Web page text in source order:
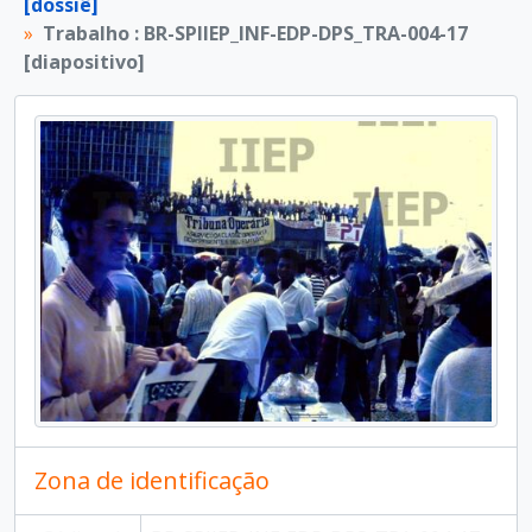
[Dossiê]Trabalho : BR-SPIIEP_INF-EDP-DPS_TRA-008 [dossiê]
Trabalho : BR-SPIIEP_INF-EDP-DPS_TRA-009 [dossiê]
[Dossiê]Trabalho : BR-SPIIEP_INF-EDP-DPS_TRA-012 [dossiê]
[Dossiê]Trabalho : BR-SPIIEP_INF-EDP-DPS_TRA-013 [dossiê]
[Dossiê]Trabalho : BR-SPIIEP_INF-EDP-DPS_TRA-014 [dossiê]
[Dossiê]Trabalho : BR-SPIIEP_INF-EDP-DPS_TRA-015 [dossiê]
[Dossiê]Trabalho : BR-SPIIEP_INF-EDP-DPS_TRA-016 [dossiê]
[Dossiê]Trabalho : BR-SPIIEP_INF-EDP-DPS_TRA-017 [dossiê]
[Dossiê]Trabalho : BR-SPIIEP_INF-EDP-DPS_TRA-018 [dossiê]
[Dossiê]Trabalho : BR-SPIIEP_INF-EDP-DPS_TRA-019 [dossiê]
[Dossiê]Trabalho : BR-SPIIEP_INF-EDP-DPS_TRA-020 [dossiê]
[Dossiê]
Trabalho : BR-SPIIEP_INF-EDP-DPS_TRA-021 [dossiê]
[Dossiê]Trabalho : BR-SPIIEP_INF-EDP-DPS_TRA-022 [dossiê]
[Dossiê]Trabalho : BR-SPIIEP_INF-EDP-DPS_TRA-023 [dossiê]
[Dossiê]Trabalho : BR-SPIIEP_INF-EDP-DPS_TRA-024 [dossiê]
Trabalho : BR-SPIIEP_INF-EDP-DPS_TRA-004-17
[diapositivo]
Zona de identificação